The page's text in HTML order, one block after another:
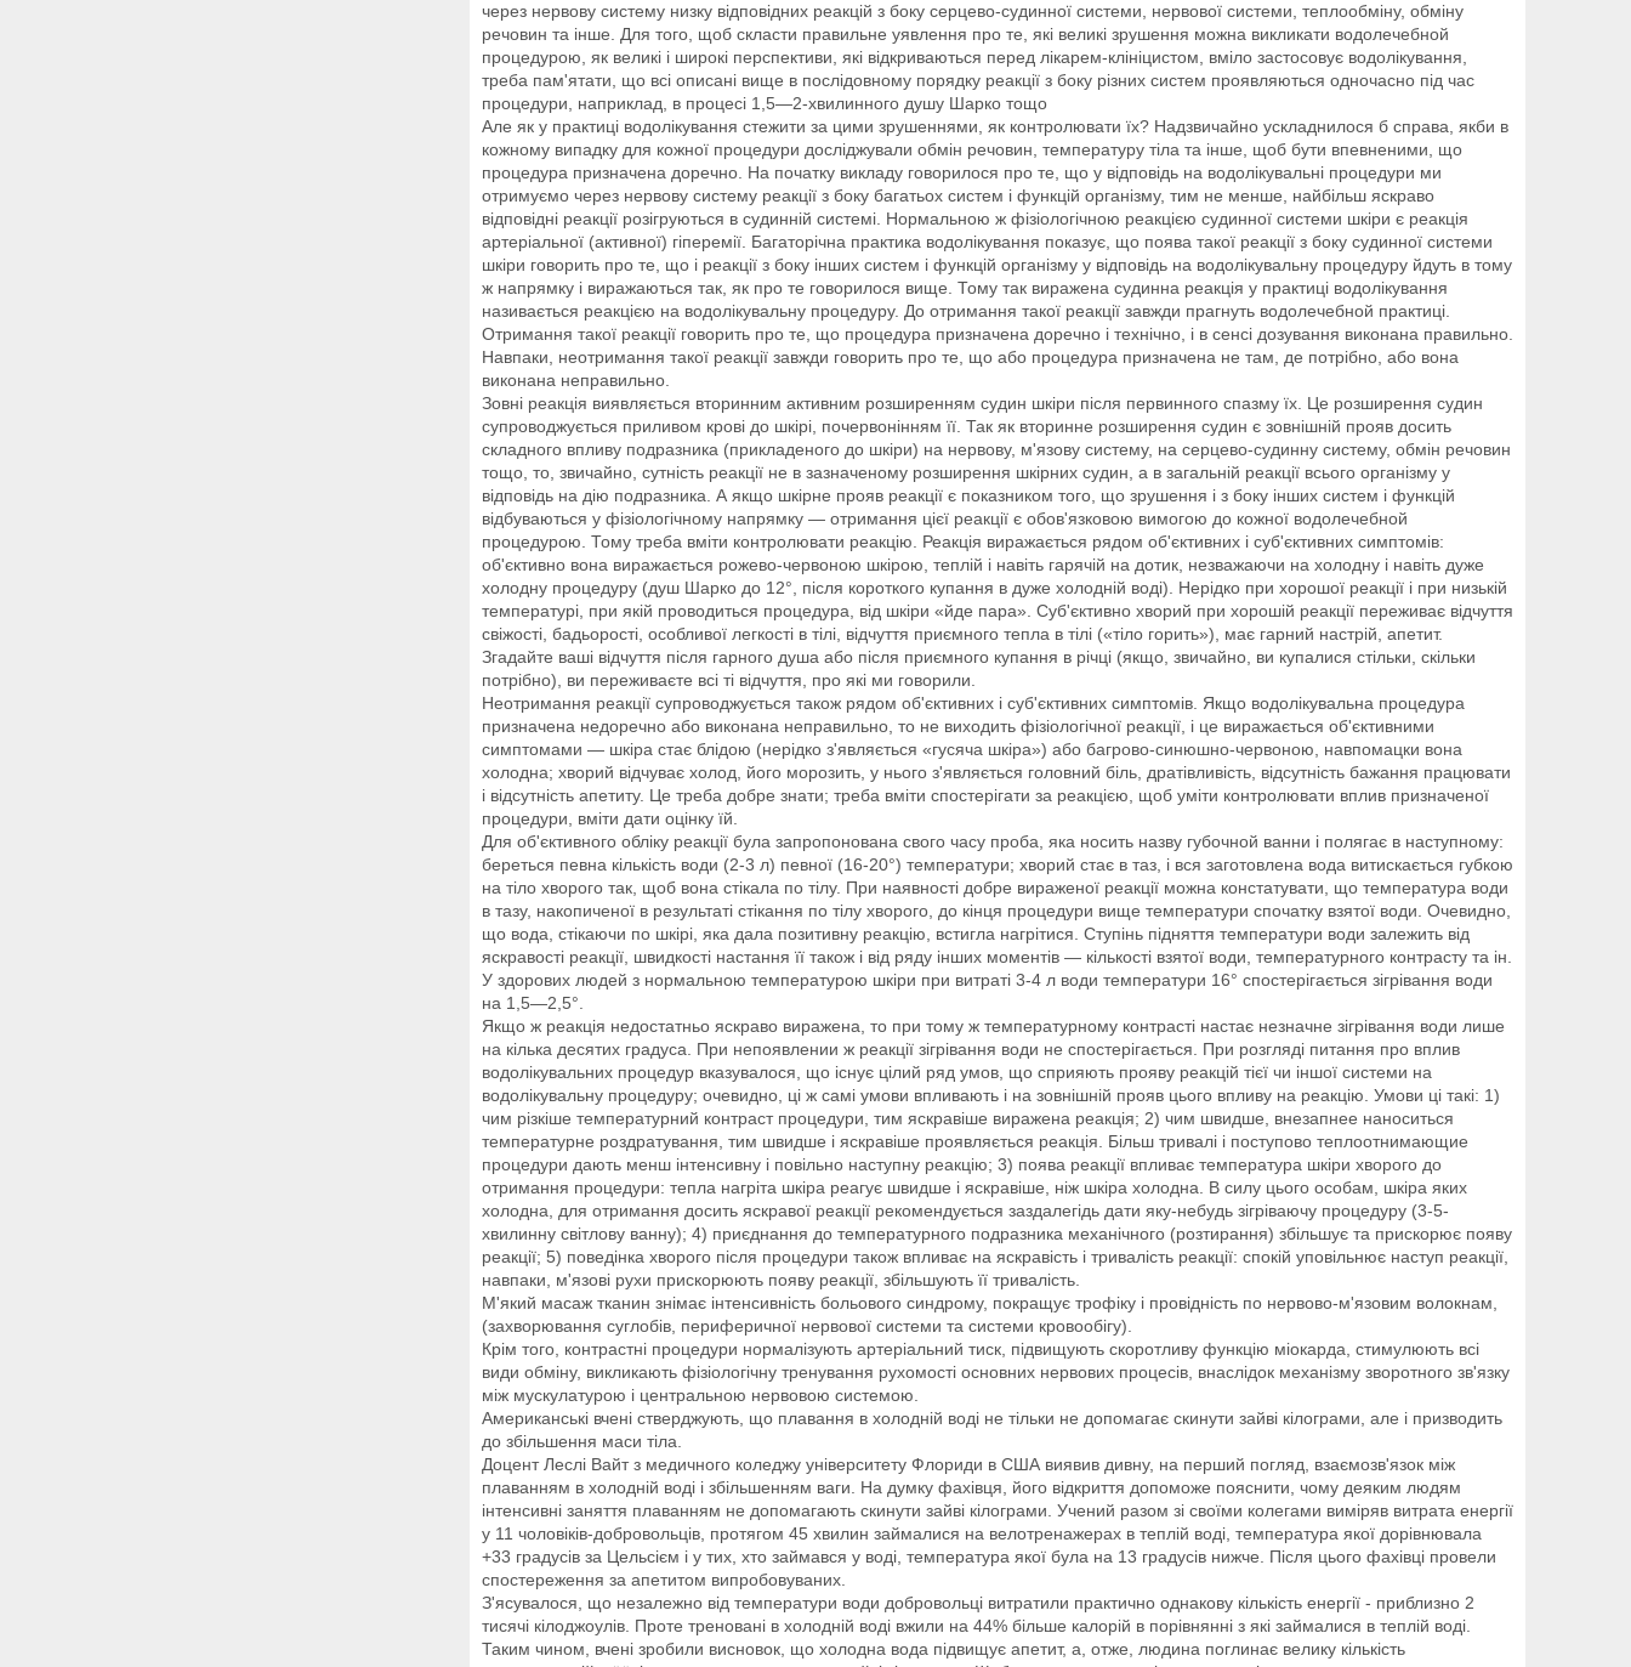
через нервову систему низку відповідних реакцій з боку серцево-судинної системи, нервової системи, теплообміну, обміну
речовин та інше. Для того, щоб скласти правильне уявлення про те, які великі зрушення можна викликати водолечебной
процедурою, як великі і широкі перспективи, які відкриваються перед лікарем-клініцистом, вміло застосовує водолікування,
треба пам'ятати, що всі описані вище в послідовному порядку реакції з боку різних систем проявляються одночасно під час
процедури, наприклад, в процесі 1,5—2-хвилинного душу Шарко тощо
Але як у практиці водолікування стежити за цими зрушеннями, як контролювати їх? Надзвичайно ускладнилося б справа, якби в
кожному випадку для кожної процедури досліджували обмін речовин, температуру тіла та інше, щоб бути впевненими, що
процедура призначена доречно. На початку викладу говорилося про те, що у відповідь на водолікувальні процедури ми
отримуємо через нервову систему реакції з боку багатьох систем і функцій організму, тим не менше, найбільш яскраво
відповідні реакції розігруються в судинній системі. Нормальною ж фізіологічною реакцією судинної системи шкіри є реакція
артеріальної (активної) гіперемії. Багаторічна практика водолікування показує, що поява такої реакції з боку судинної системи
шкіри говорить про те, що і реакції з боку інших систем і функцій організму у відповідь на водолікувальну процедуру йдуть в тому
ж напрямку і виражаються так, як про те говорилося вище. Тому так виражена судинна реакція у практиці водолікування
називається реакцією на водолікувальну процедуру. До отримання такої реакції завжди прагнуть водолечебной практиці.
Отримання такої реакції говорить про те, що процедура призначена доречно і технічно, і в сенсі дозування виконана правильно.
Навпаки, неотримання такої реакції завжди говорить про те, що або процедура призначена не там, де потрібно, або вона
виконана неправильно.
Зовні реакція виявляється вторинним активним розширенням судин шкіри після первинного спазму їх. Це розширення судин
супроводжується приливом крові до шкірі, почервонінням її. Так як вторинне розширення судин є зовнішній прояв досить
складного впливу подразника (прикладеного до шкіри) на нервову, м'язову систему, на серцево-судинну систему, обмін речовин
тощо, то, звичайно, сутність реакції не в зазначеному розширення шкірних судин, а в загальній реакції всього організму у
відповідь на дію подразника. А якщо шкірне прояв реакції є показником того, що зрушення і з боку інших систем і функцій
відбуваються у фізіологічному напрямку — отримання цієї реакції є обов'язковою вимогою до кожної водолечебной
процедурою. Тому треба вміти контролювати реакцію. Реакція виражається рядом об'єктивних і суб'єктивних симптомів:
об'єктивно вона виражається рожево-червоною шкірою, теплій і навіть гарячій на дотик, незважаючи на холодну і навіть дуже
холодну процедуру (душ Шарко до 12°, після короткого купання в дуже холодній воді). Нерідко при хорошої реакції і при низькій
температурі, при якій проводиться процедура, від шкіри «йде пара». Суб'єктивно хворий при хорошій реакції переживає відчуття
свіжості, бадьорості, особливої легкості в тілі, відчуття приємного тепла в тілі («тіло горить»), має гарний настрій, апетит.
Згадайте ваші відчуття після гарного душа або після приємного купання в річці (якщо, звичайно, ви купалися стільки, скільки
потрібно), ви переживаєте всі ті відчуття, про які ми говорили.
Неотримання реакції супроводжується також рядом об'єктивних і суб'єктивних симптомів. Якщо водолікувальна процедура
призначена недоречно або виконана неправильно, то не виходить фізіологічної реакції, і це виражається об'єктивними
симптомами — шкіра стає блідою (нерідко з'являється «гусяча шкіра») або багрово-синюшно-червоною, навпомацки вона
холодна; хворий відчуває холод, його морозить, у нього з'являється головний біль, дратівливість, відсутність бажання працювати
і відсутність апетиту. Це треба добре знати; треба вміти спостерігати за реакцією, щоб уміти контролювати вплив призначеної
процедури, вміти дати оцінку їй.
Для об'єктивного обліку реакції була запропонована свого часу проба, яка носить назву губочной ванни і полягає в наступному:
береться певна кількість води (2-3 л) певної (16-20°) температури; хворий стає в таз, і вся заготовлена вода витискається губкою
на тіло хворого так, щоб вона стікала по тілу. При наявності добре вираженої реакції можна констатувати, що температура води
в тазу, накопиченої в результаті стікання по тілу хворого, до кінця процедури вище температури спочатку взятої води. Очевидно,
що вода, стікаючи по шкірі, яка дала позитивну реакцію, встигла нагрітися. Ступінь підняття температури води залежить від
яскравості реакції, швидкості настання її також і від ряду інших моментів — кількості взятої води, температурного контрасту та ін.
У здорових людей з нормальною температурою шкіри при витраті 3-4 л води температури 16° спостерігається зігрівання води
на 1,5—2,5°.
Якщо ж реакція недостатньо яскраво виражена, то при тому ж температурному контрасті настає незначне зігрівання води лише
на кілька десятих градуса. При непоявлении ж реакції зігрівання води не спостерігається. При розгляді питання про вплив
водолікувальних процедур вказувалося, що існує цілий ряд умов, що сприяють прояву реакцій тієї чи іншої системи на
водолікувальну процедуру; очевидно, ці ж самі умови впливають і на зовнішній прояв цього впливу на реакцію. Умови ці такі: 1)
чим різкіше температурний контраст процедури, тим яскравіше виражена реакція; 2) чим швидше, внезапнее наноситься
температурне роздратування, тим швидше і яскравіше проявляється реакція. Більш тривалі і поступово теплоотнимающие
процедури дають менш інтенсивну і повільно наступну реакцію; 3) поява реакції впливає температура шкіри хворого до
отримання процедури: тепла нагріта шкіра реагує швидше і яскравіше, ніж шкіра холодна. В силу цього особам, шкіра яких
холодна, для отримання досить яскравої реакції рекомендується заздалегідь дати яку-небудь зігріваючу процедуру (3-5-
хвилинну світлову ванну); 4) приєднання до температурного подразника механічного (розтирання) збільшує та прискорює появу
реакції; 5) поведінка хворого після процедури також впливає на яскравість і тривалість реакції: спокій уповільнює наступ реакції,
навпаки, м'язові рухи прискорюють появу реакції, збільшують її тривалість.
М'який масаж тканин знімає інтенсивність больового синдрому, покращує трофіку і провідність по нервово-м'язовим волокнам,
(захворювання суглобів, периферичної нервової системи та системи кровообігу).
Крім того, контрастні процедури нормалізують артеріальний тиск, підвищують скоротливу функцію міокарда, стимулюють всі
види обміну, викликають фізіологічну тренування рухомості основних нервових процесів, внаслідок механізму зворотного зв'язку
між мускулатурою і центральною нервовою системою.
Американські вчені стверджують, що плавання в холодній воді не тільки не допомагає скинути зайві кілограми, але і призводить
до збільшення маси тіла.
Доцент Леслі Вайт з медичного коледжу університету Флориди в США виявив дивну, на перший погляд, взаємозв'язок між
плаванням в холодній воді і збільшенням ваги. На думку фахівця, його відкриття допоможе пояснити, чому деяким людям
інтенсивні заняття плаванням не допомагають скинути зайві кілограми. Учений разом зі своїми колегами виміряв витрата енергії
у 11 чоловіків-добровольців, протягом 45 хвилин займалися на велотренажерах в теплій воді, температура якої дорівнювала
+33 градусів за Цельсієм і у тих, хто займався у воді, температура якої була на 13 градусів нижче. Після цього фахівці провели
спостереження за апетитом випробовуваних.
З'ясувалося, що незалежно від температури води добровольці витратили практично однакову кількість енергії - приблизно 2
тисячі кілоджоулів. Проте треновані в холодній воді вжили на 44% більше калорій в порівнянні з які займалися в теплій воді.
Таким чином, вчені зробили висновок, що холодна вода підвищує апетит, а, отже, людина поглинає велику кількість